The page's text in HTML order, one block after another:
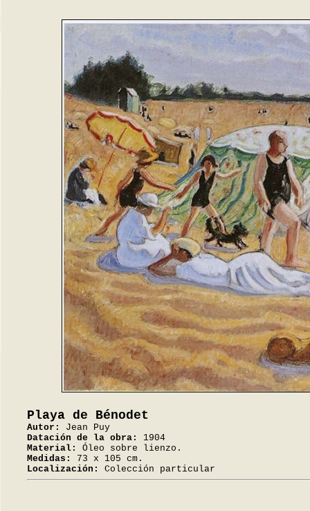
Playa de Bénodet
Autor:
Jean Puy
Datación de la obra:
1904
Material:
Óleo sobre lienzo.
Medidas:
73 x 105 cm.
Localización:
Colección particular